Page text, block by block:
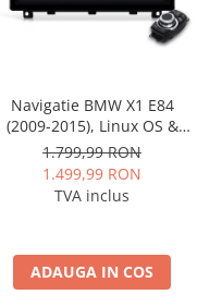
Navigatie BMW X1 E84
(2009-2015), Linux OS &
OEM, Varianta iDrive,
CarPlay & Android Auto
Wireless, MirrorLink,
BGRKITBM004
1.799,99 RON
1.499,99 RON
TVA inclus
ADAUGA IN COS